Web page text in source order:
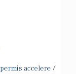
accelere /